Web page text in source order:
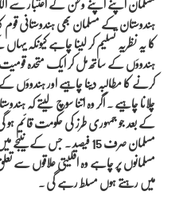
ہندوستان کے مسلمان بھی ہندوستانی
کا یہ نظریہ تسلیم کر لینا چاہے
ہندووَں کے ساتھ مل کر ایک متحدہ
کرنے کا مطالبہ دینا چاہیے اور ہندووَں
چلانا چاہیے ۔ اگر وہ اتنا سوچ لیتے کہ
مسلمان صرف 15 فیصد ۔ جس کے
مسلمانوں پر چاہے وہ اقلیتی علاقوں سے
میں رہتے ہوں مسلط رہے گی ۔